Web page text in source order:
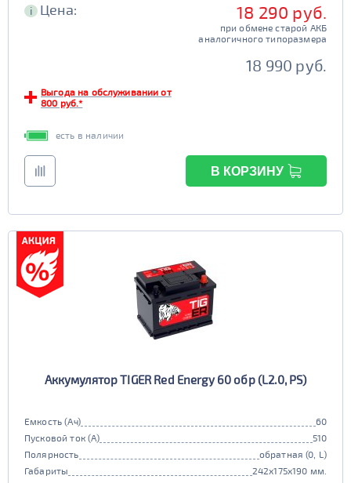
i Цена: 18 290 руб.
при обмене старой АКБ
аналогичного типоразмера
18 990 руб.
Выгода на обслуживании от
800 руб.*
есть в наличии
В КОРЗИНУ
Аккумулятор TIGER Red Energy 60 обр (L2.0, PS)
Емкость (Ач)
60
Пусковой ток (А)
510
Полярность
обратная (0, L)
Габариты
242x175x190 мм.